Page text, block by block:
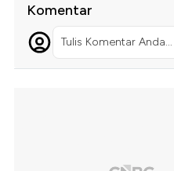
Komentar
Tulis Komentar Anda...